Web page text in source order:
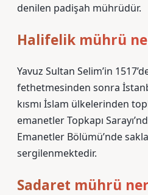
denilen padişah mührüdür.
Halifelik mührü
Yavuz Sultan Selim’in 1517’de
fethetmesinden sonra
kısmı İslam ülkelerinden
emanetler Topkapı
Emanetler Bölümü’nde
sergilenmektedir.
Sadaret mührü